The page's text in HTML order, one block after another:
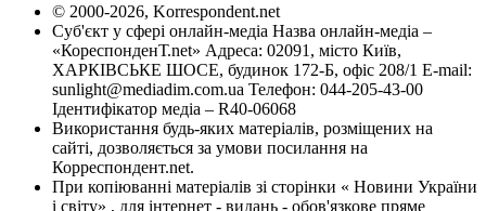
© 2000-2026, Korrespondent.net
Суб'єкт у сфері онлайн-медіа Назва онлайн-медіа –
«КореспонденТ.net» Адреса: 02091, місто Київ,
ХАРКІВСЬКЕ ШОСЕ, будинок 172-Б, офіс 208/1 E-mail:
sunlight@mediadim.com.ua Телефон: 044-205-43-00
Ідентифікатор медіа – R40-06068
Використання будь-яких матеріалів, розміщених на
сайті, дозволяється за умови посилання на
Корреспондент.net.
При копіюванні матеріалів зі сторінки « Новини України
і світу» , для інтернет - видань - обов'язкове пряме